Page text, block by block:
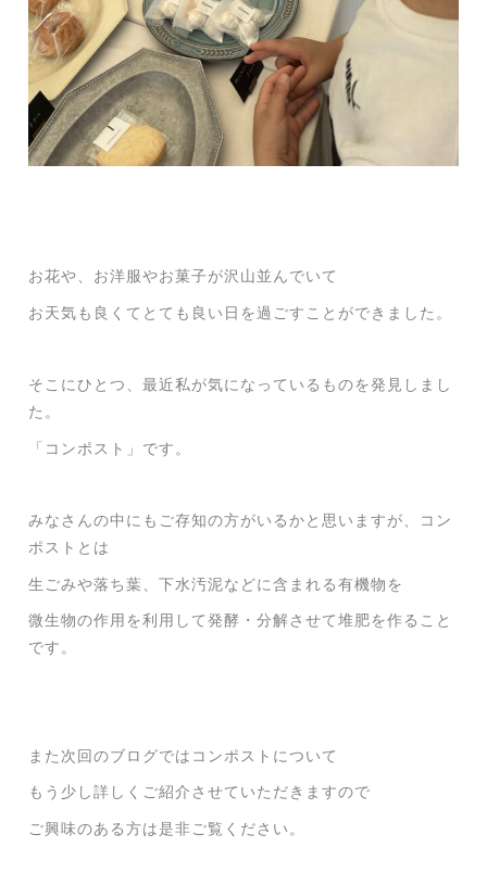
お花や、お洋服やお菓子が沢山並んでいて
お天気も良くてとても良い日を過ごすことができました。
そこにひとつ、最近私が気になっているものを発見しまし
た。
「コンポスト」です。
みなさんの中にもご存知の方がいるかと思いますが、コン
ポストとは
生ごみや落ち葉、下水汚泥などに含まれる有機物を
微生物の作用を利用して発酵・分解させて堆肥を作ること
です。
また次回のブログではコンポストについて
もう少し詳しくご紹介させていただきますので
ご興味のある方は是非ご覧ください。